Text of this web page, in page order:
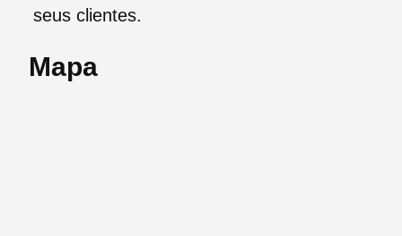
seus clientes.
Mapa